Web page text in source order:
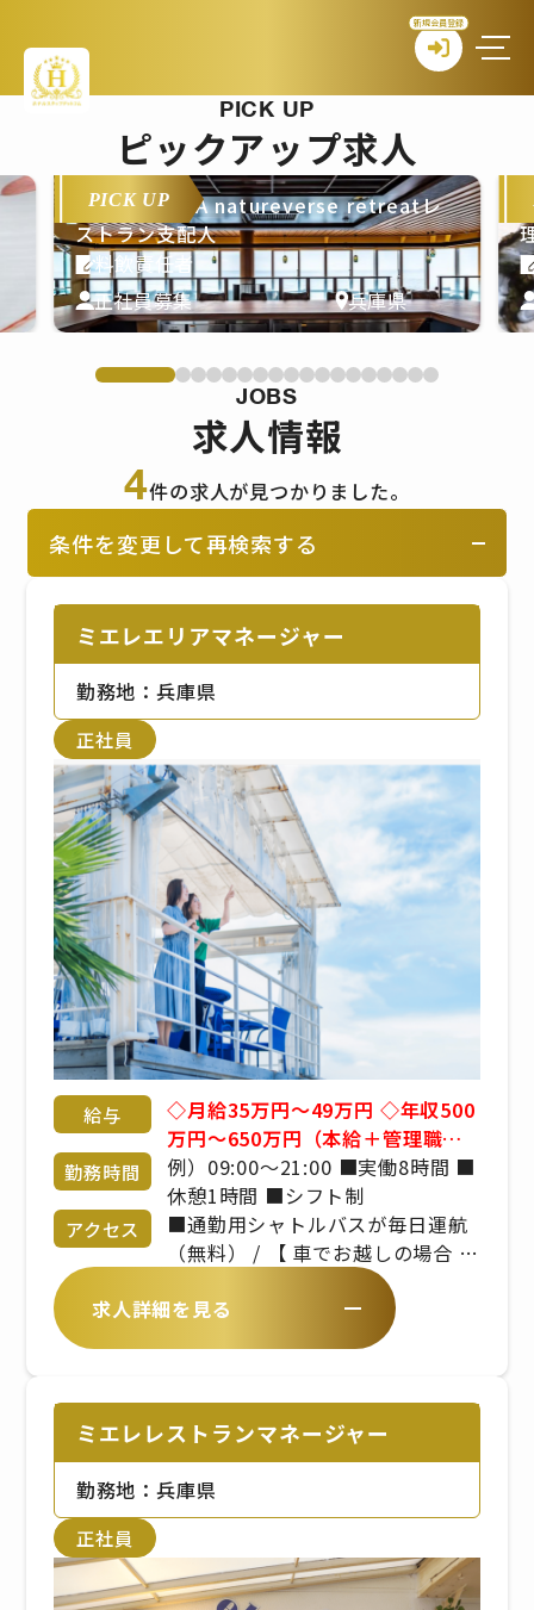
新規会員登録
PICK UP
ピックアップ求人
PICK UP
THE PASONA natureverse retreatレ
ストラン支配人
料飲責任者
正社員募集
兵庫県
JOBS
求人情報
4件の求人が見つかりました。
条件を変更して再検索する
ミエレエリアマネージャー
勤務地：兵庫県
正社員
給与
◇月給35万円～49万円 ◇年収500
万円～650万円（本給＋管理職手
当＋賞与） ■昇給年1回 ■賞与年
2回 ※年齢や経験を考慮のうえ、
当社規定により決定いたします
勤務時間
例）09:00～21:00 ■実働8時間 ■
休憩1時間 ■シフト制
アクセス
■通勤用シャトルバスが毎日運航
（無料） / 【 車でお越しの場合 】
/ ・淡路IC～県道31号線（15分）
/ ・北淡IC～県道31号線（10分）
【 バスでお越しの場合 】 / ミエレ
求人詳細を見る
ミエレレストランマネージャー
勤務地：兵庫県
正社員